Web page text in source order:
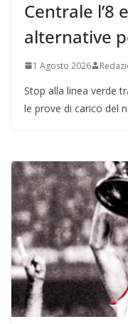
Centrale l’8
alternative
1 Agosto 2026
Stop alla linea verde
le prove di carico del